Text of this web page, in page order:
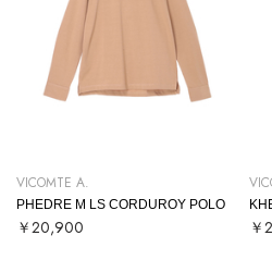
VICOMTE A.
PHEDRE M LS CORDUROY POLO
￥20,900 ￥